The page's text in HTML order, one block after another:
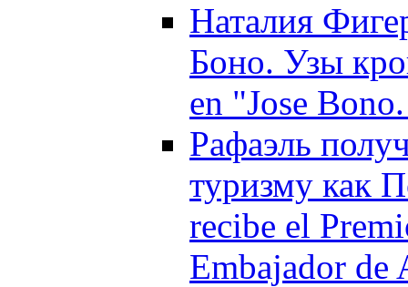
Наталия
Боно. Узы
en "Jose
Рафаэль
туризму как
recibe el
Embajador de